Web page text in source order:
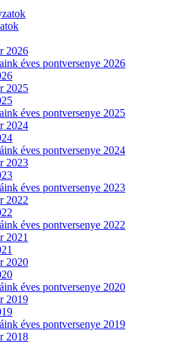
2026
éves pontversenye 2026
2025
éves pontversenye 2025
2024
éves pontversenye 2024
2023
éves pontversenye 2023
2022
éves pontversenye 2022
2021
2020
éves pontversenye 2020
2019
éves pontversenye 2019
2018